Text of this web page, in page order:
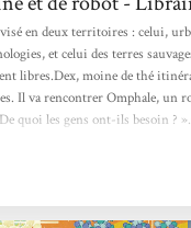
en deux territoires : celui,
et celui des terres
libres.Dex, moine de thé
Il va rencontrer Omphale, un
quoi les gens ont-ils besoin ?
soi, qui imagine des relations